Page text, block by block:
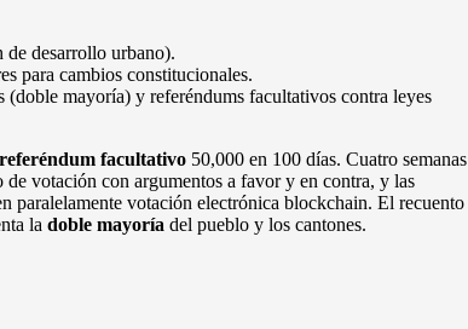
de desarrollo urbano).
para cambios constitucionales.
mayoría) y referéndums facultativos contra leyes
referéndum facultativo 50,000 en 100 días. Cuatro semanas
votación con argumentos a favor y en contra, y las
paralelamente votación electrónica blockchain. El recuento
la doble mayoría del pueblo y los cantones.